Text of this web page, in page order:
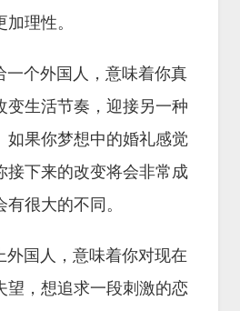
理性。
一个外国人，意味着你真
变生活节奏，迎接另一种
如果你梦想中的婚礼感觉
接下来的改变将会非常成
很大的不同。
外国人，意味着你对现在
望，想追求一段刺激的恋